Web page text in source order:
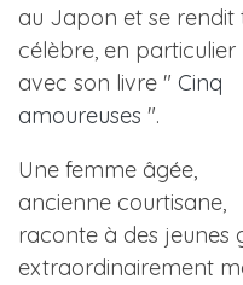
au Japon et se rendit
célèbre, en particulier
avec son livre " Cinq
amoureuses ".
Une femme âgée,
ancienne courtisane,
raconte à des jeunes
extraordinairement